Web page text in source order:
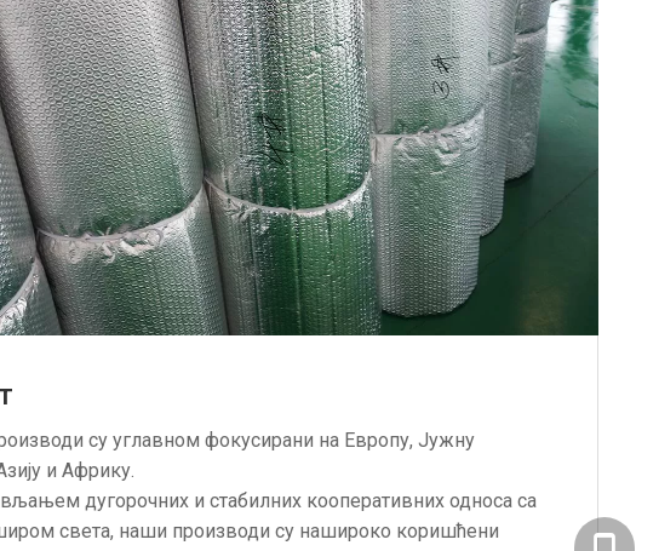
су углавном фокусирани на Европу, Јужну
и Африку.
дугорочних и стабилних кооперативних односа са
света, наши производи су нашироко коришћени
+86-